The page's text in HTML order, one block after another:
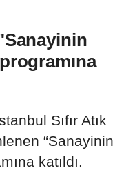
Sıfır Atık
“Sanayinin
katıldı.